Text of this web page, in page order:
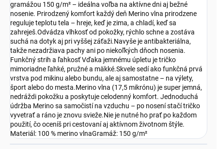
gramážou 150 g/m² – ideálna voľba na aktívne dni aj bežné
nosenie. Prirodzený komfort každý deň Merino vlna prirodzene
reguluje teplotu tela – hreje, keď je zima, a chladí, keď sa
zahreješ.Odvádza vlhkosť od pokožky, rýchlo schne a zostáva
suchá na dotyk aj pri vyššej záťaži.Navyše je antibakteriálna,
takže nezadržiava pachy ani po niekoľkých dňoch nosenia.
Funkčný strih a ľahkosť Vďaka jemnému úpletu je tričko
mimoriadne ľahké, pružné a mäkké.Skvele sedí ako funkčná prvá
vrstva pod mikinu alebo bundu, ale aj samostatne – na výlety,
šport alebo do mesta.Merino vlna (17,5 mikrónu) je super jemná,
nedráždi pokožku a poskytuje celodenný komfort. Jednoduchá
údržba Merino sa samočistí na vzduchu – po nosení stačí tričko
vyvetrať a ráno je znovu svieže.Nie je nutné ho prať po každom
použití, čo oceníš pri cestovaní aj aktívnom životnom štýle.
Materiál: 100 % merino vlnaGramáž: 150 g/m²